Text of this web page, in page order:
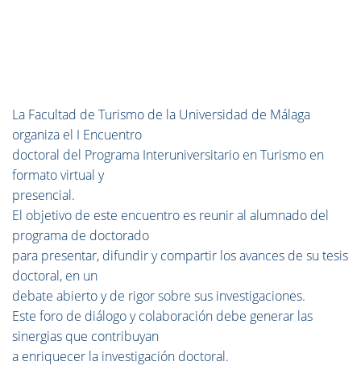
La Facultad de Turismo de la Universidad de Málaga
organiza el I Encuentro
doctoral del Programa Interuniversitario en Turismo en
formato virtual y
presencial.
El objetivo de este encuentro es reunir al alumnado del
programa de doctorado
para presentar, difundir y compartir los avances de su tesis
doctoral, en un
debate abierto y de rigor sobre sus investigaciones.
Este foro de diálogo y colaboración debe generar las
sinergias que contribuyan
a enriquecer la investigación doctoral.